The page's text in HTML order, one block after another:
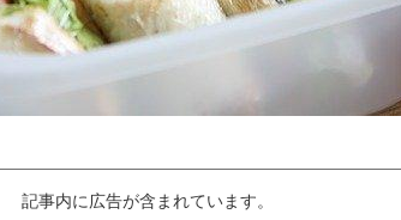
記事内に広告が含まれています。